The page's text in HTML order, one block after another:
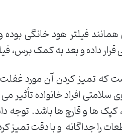
فیلتر هود خانگی
داده و بعد به کمک برس،
که تمیز کردن آن مورد
افراد خانواده تأثیر
ها و قارچ ها باشد.
را جداگانه و با دقت تمیز